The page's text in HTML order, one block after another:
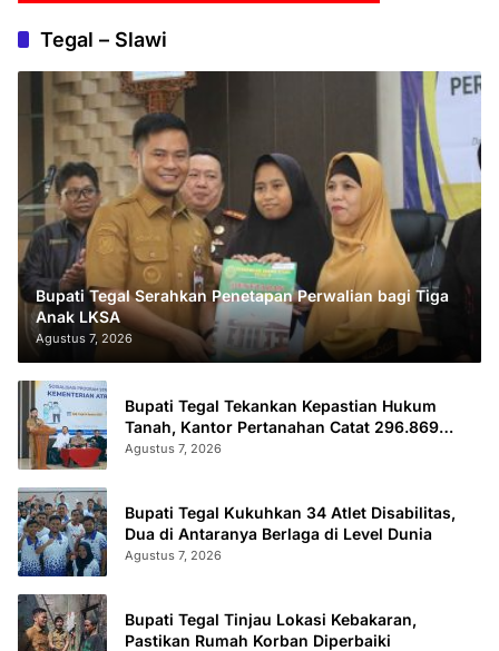
Tegal – Slawi
Bupati Tegal Serahkan Penetapan Perwalian bagi Tiga
Anak LKSA
Agustus 7, 2026
Bupati Tegal Tekankan Kepastian Hukum
Tanah, Kantor Pertanahan Catat 296.869
Sertifikat Terbit
Agustus 7, 2026
Bupati Tegal Kukuhkan 34 Atlet Disabilitas,
Dua di Antaranya Berlaga di Level Dunia
Agustus 7, 2026
Bupati Tegal Tinjau Lokasi Kebakaran,
Pastikan Rumah Korban Diperbaiki